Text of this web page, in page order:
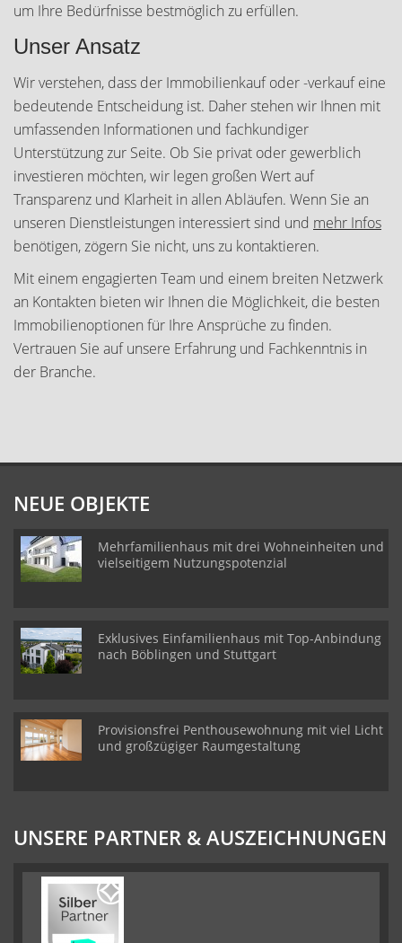
um Ihre Bedürfnisse bestmöglich zu erfüllen.
Unser Ansatz
Wir verstehen, dass der Immobilienkauf oder -verkauf eine
bedeutende Entscheidung ist. Daher stehen wir Ihnen mit
umfassenden Informationen und fachkundiger
Unterstützung zur Seite. Ob Sie privat oder gewerblich
investieren möchten, wir legen großen Wert auf
Transparenz und Klarheit in allen Abläufen. Wenn Sie an
unseren Dienstleistungen interessiert sind und mehr Infos
benötigen, zögern Sie nicht, uns zu kontaktieren.
Mit einem engagierten Team und einem breiten Netzwerk
an Kontakten bieten wir Ihnen die Möglichkeit, die besten
Immobilienoptionen für Ihre Ansprüche zu finden.
Vertrauen Sie auf unsere Erfahrung und Fachkenntnis in
der Branche.
NEUE OBJEKTE
Mehrfamilienhaus mit drei Wohneinheiten und
vielseitigem Nutzungspotenzial
Exklusives Einfamilienhaus mit Top-Anbindung
nach Böblingen und Stuttgart
Provisionsfrei Penthousewohnung mit viel Licht
und großzügiger Raumgestaltung
UNSERE PARTNER & AUSZEICHNUNGEN